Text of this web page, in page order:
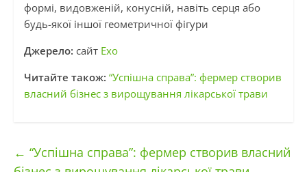
формі, видовженій, конусній, навіть серця або
будь-якої іншої геометричної фігури
Джерело: сайт Ехо
Читайте також: “Успішна справа”: фермер створив
власний бізнес з вирощування лікарської трави
← “Успішна справа”: фермер створив власний